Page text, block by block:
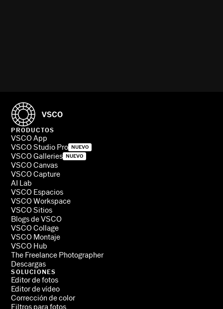
PRODUCTOS
VSCO App
VSCO Studio Pro
NUEVO
VSCO Galleries NUEVO
VSCO Canvas
VSCO Capture
AI Lab
VSCO Espacios
VSCO Workspace
VSCO Sitios
Blogs de VSCO
VSCO Collage
VSCO Montaje
VSCO Hub
The Freelance Photographer
Descargas
SOLUCIONES
Editor de fotos
Editor de vídeo
Corrección de color
Filtros para fotos